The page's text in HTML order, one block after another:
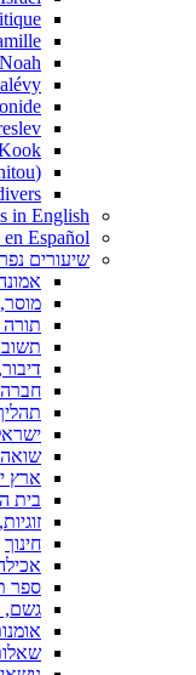
(Rav Askenazi (Manitou
in English
Español
שיעורים
תורה
שואה
ארץ
בית
חינוך
ספר
גשם,